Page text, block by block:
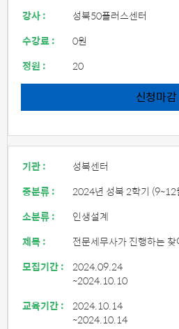
강사 :
성북50플러스센터
수강료 :
0원
정원 :
20
신청마감
기관 :
성북센터
중분류 :
2024년 성북 2학기 (9~12
소분류 :
인생설계
제목 :
전문세무사가 진행하는
모집기간 : 2024.09.24
~2024.10.10
교육기간 : 2024.10.14
~2024.10.14